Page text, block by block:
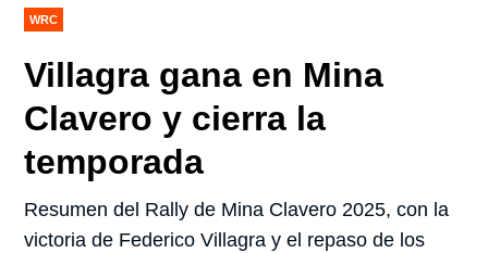
WRC
Villagra gana en Mina
Clavero y cierra la
temporada
Resumen del Rally de Mina Clavero 2025, con la
victoria de Federico Villagra y el repaso de los